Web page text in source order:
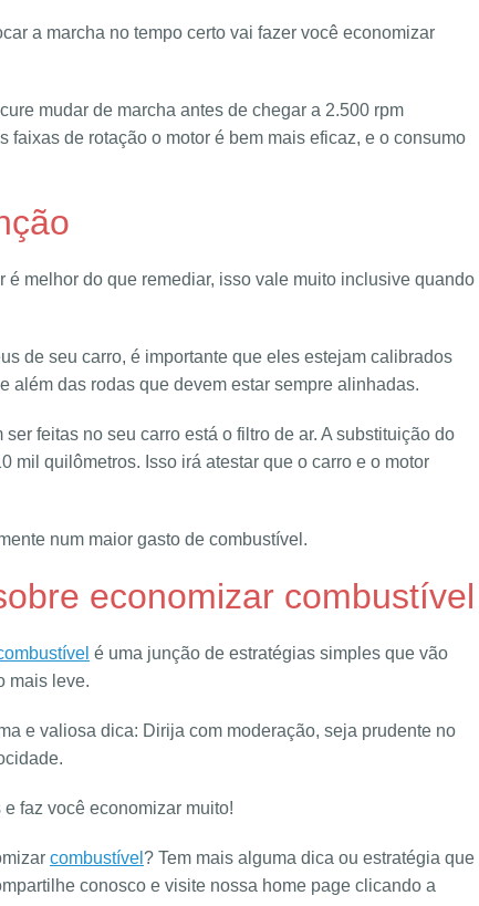
a marcha no tempo certo vai fazer você economizar
mudar de marcha antes de chegar a 2.500 rpm
faixas de rotação o motor é bem mais eficaz, e o consumo
melhor do que remediar, isso vale muito inclusive quando
de seu carro, é importante que eles estejam calibrados
além das rodas que devem estar sempre alinhadas.
feitas no seu carro está o filtro de ar. A substituição do
mil quilômetros. Isso irá atestar que o carro e o motor
num maior gasto de combustível.
economizar combustível
é uma junção de estratégias simples que vão
mais leve.
e valiosa dica: Dirija com moderação, seja prudente no
faz você economizar muito!
combustível ? Tem mais alguma dica ou estratégia que
conosco e visite nossa home page clicando a